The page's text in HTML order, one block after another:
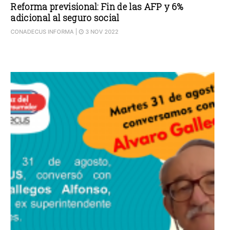
Reforma previsional: Fin de las AFP y 6%
adicional al seguro social
CONADECUS INFORMA | 3 NOV 2022